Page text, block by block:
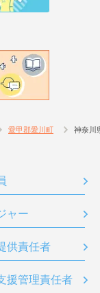
愛甲郡愛川町 神奈川
ャー
供責任者
援管理責任者